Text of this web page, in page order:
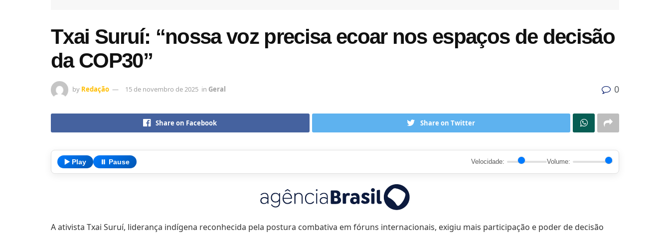
Txai Suruí: “nossa voz precisa ecoar nos espaços de decisão
da COP30”
by Redação 15 de novembro de 2025 in Geral 0
Share on Facebook Share on Twitter
▶️ Play ⏸️ Pause Velocidade: Volume:
A ativista Txai Suruí, liderança indígena reconhecida pela postura combativa em fóruns internacionais, exigiu mais participação e poder de decisão